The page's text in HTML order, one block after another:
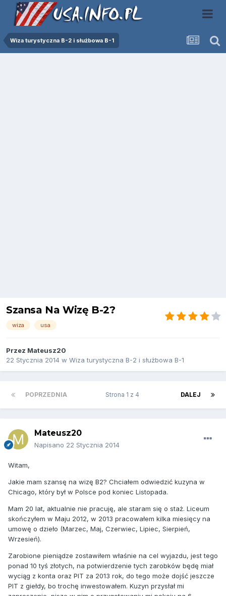
Wiza turystyczna B-2 i służbowa B-1
Szansa Na Wizę B-2?
wiza usa
Przez Mateusz20
22 Stycznia 2014 w Wiza turystyczna B-2 i służbowa B-1
POPRZEDNIA DALEJ
Strona 1 z 4
Mateusz20
Napisano 22 Stycznia 2014
Witam,
Jakie mam szansę na wizę B2? Chciałem odwiedzić kuzyna w
Chicago, który był w Polsce pod koniec Listopada.
Mam 20 lat, aktualnie nie pracuję, ale staram się o staż. Liceum
skończyłem w Maju 2012, w 2013 pracowałem kilka miesięcy na
umowę o dzieło (Marzec, Maj, Czerwiec, Lipiec, Sierpień,
Wrzesień).
Zarobione pieniądze zostawiłem właśnie na cel wyjazdu, jest tego
ponad 10 tyś złotych, na potwierdzenie tych zarobków będę miał
wyciąg z konta oraz PIT za 2013 rok, do tego może dojść jeszcze
PIT z giełdy, bo trochę inwestowałem. Kuzyn przysłał mi